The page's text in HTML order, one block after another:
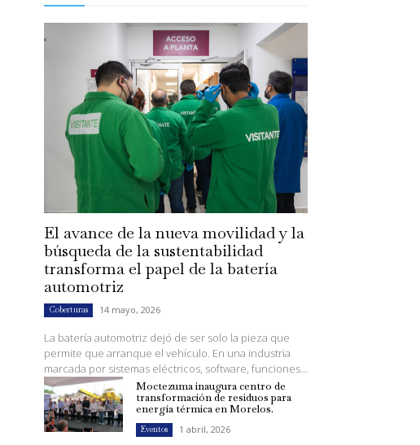
El avance de la nueva movilidad y la
búsqueda de la sustentabilidad
transforma el papel de la batería
automotriz
Coberturas 14 mayo, 2026
La batería automotriz dejó de ser solo la pieza que
permite que arranque el vehículo. En una industria
marcada por sistemas eléctricos, software, funciones...
Moctezuma inaugura centro de
transformación de residuos para
energía térmica en Morelos.
Eventos 1 abril, 2026